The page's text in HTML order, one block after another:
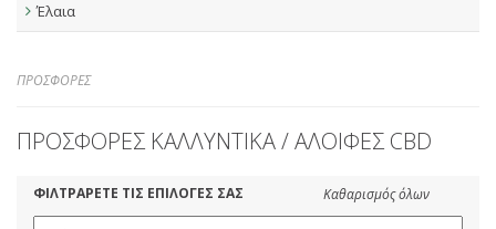
Έλαια
ΠΡΟΣΦΟΡΕΣ
ΠΡΟΣΦΟΡΕΣ ΚΑΛΛΥΝΤΙΚΑ / ΑΛΟΙΦΕΣ CBD
ΦΙΛΤΡΑΡΕΤΕ ΤΙΣ ΕΠΙΛΟΓΕΣ ΣΑΣ Καθαρισμός όλων